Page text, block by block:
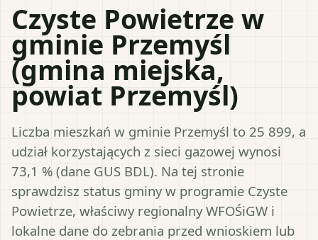
Czyste Powietrze w
gminie Przemyśl
(gmina miejska,
powiat Przemyśl)
Liczba mieszkań w gminie Przemyśl to 25 899, a
udział korzystających z sieci gazowej wynosi
73,1 % (dane GUS BDL). Na tej stronie
sprawdzisz status gminy w programie Czyste
Powietrze, właściwy regionalny WFOŚiGW i
lokalne dane do zebrania przed wnioskiem lub